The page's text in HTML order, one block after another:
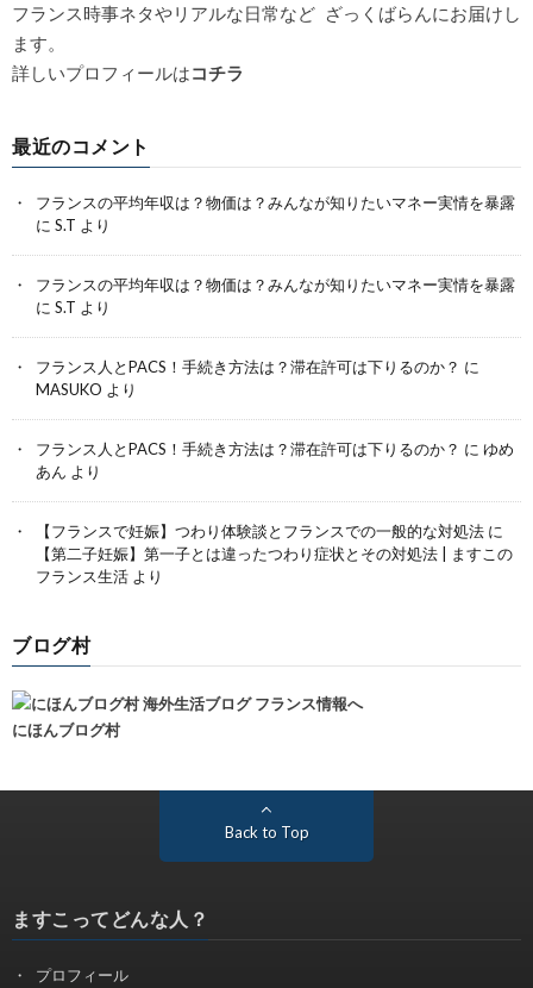
フランス時事ネタやリアルな日常など ざっくばらんにお届けし
ます。
詳しいプロフィールはコチラ
最近のコメント
フランスの平均年収は？物価は？みんなが知りたいマネー実情を暴露
に S.T より
フランスの平均年収は？物価は？みんなが知りたいマネー実情を暴露
に S.T より
フランス人とPACS！手続き方法は？滞在許可は下りるのか？ に
MASUKO より
フランス人とPACS！手続き方法は？滞在許可は下りるのか？ に ゆめ
あん より
【フランスで妊娠】つわり体験談とフランスでの一般的な対処法 に
【第二子妊娠】第一子とは違ったつわり症状とその対処法 | ますこの
フランス生活 より
ブログ村
にほんブログ村
Back to Top
ますこってどんな人？
プロフィール